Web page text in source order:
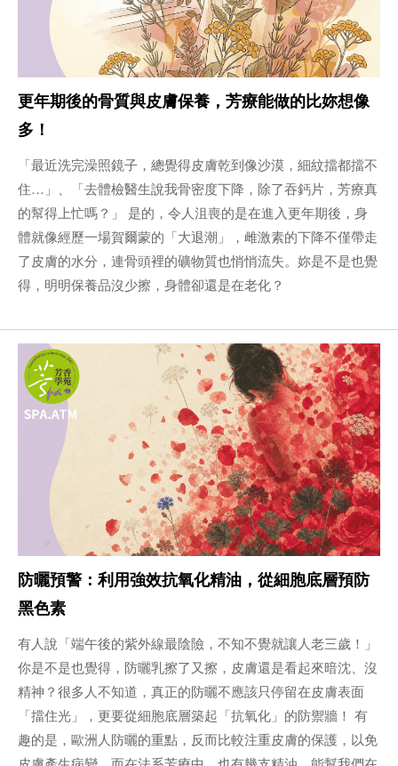
更年期後的骨質與皮膚保養，芳療能做的比妳想像
多！
「最近洗完澡照鏡子，總覺得皮膚乾到像沙漠，細紋擋都擋不
住…」、「去體檢醫生說我骨密度下降，除了吞鈣片，芳療真
的幫得上忙嗎？」 是的，令人沮喪的是在進入更年期後，身
體就像經歷一場賀爾蒙的「大退潮」，雌激素的下降不僅帶走
了皮膚的水分，連骨頭裡的礦物質也悄悄流失。妳是不是也覺
得，明明保養品沒少擦，身體卻還是在老化？
防曬預警：利用強效抗氧化精油，從細胞底層預防
黑色素
有人說「端午後的紫外線最陰險，不知不覺就讓人老三歲！」
你是不是也覺得，防曬乳擦了又擦，皮膚還是看起來暗沈、沒
精神？很多人不知道，真正的防曬不應該只停留在皮膚表面
「擋住光」，更要從細胞底層築起「抗氧化」的防禦牆！ 有
趣的是，歐洲人防曬的重點，反而比較注重皮膚的保護，以免